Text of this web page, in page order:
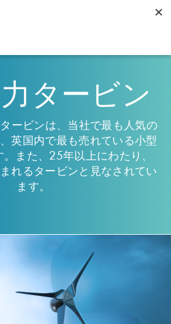
タービン
ービンは、当社で最も人気の
英国内で最も売れている小型
また、25年以上にわたり、
れるタービンと見なされてい
ます。